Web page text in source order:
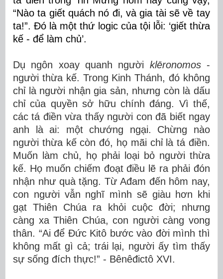
“Nào ta giết quách nó đi, và gia tài sẽ về tay
ta!”. Đó là một thứ logic củatội lỗi: ‘giết thừa
kế - để làm chủ’.
Dụ ngôn xoay quanh người klēronomos-
người thừa kế. Trong Kinh Thánh, đó không
chỉ là người nhận gia sản, nhưng còn là dấu
chỉ của quyền sở hữu chính đáng. Vì thế,
các tá điền vừa thấy người con đã biết ngay
anh là ai: một chướng ngại. Chừng nào
người thừa kế còn đó, họ mãi chỉ là tá điền.
Muốn làm chủ, họ phải loại bỏ người thừa
kế. Họ muốn chiếm đoạt điều lẽ ra phải đón
nhận như quà tặng. Từ Ađam đến hôm nay,
con người vẫn nghĩ mình sẽ giàu hơn khi
gạt Thiên Chúa ra khỏi cuộc đời; nhưng
càng xa Thiên Chúa, con người càng vong
thân. “Ai để Đức Kitô bước vào đời mình thì
không mất gì cả; trái lại, người ấy tìm thấy
sự sống đích thực!” - Bênêđictô XVI.